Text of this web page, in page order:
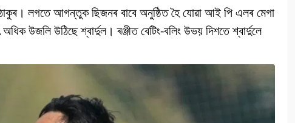
ঠাকুৰ। লগতে আগন্তুক ছিজনৰ বাবে অনুষ্ঠিত হৈ যোৱা আই পি এলৰ মেগা
উজলি উঠিছে শ্বাৰ্দুল। ৰঞ্জীত বেটিং-বলিং উভয় দিশতে শ্বাৰ্দুলে